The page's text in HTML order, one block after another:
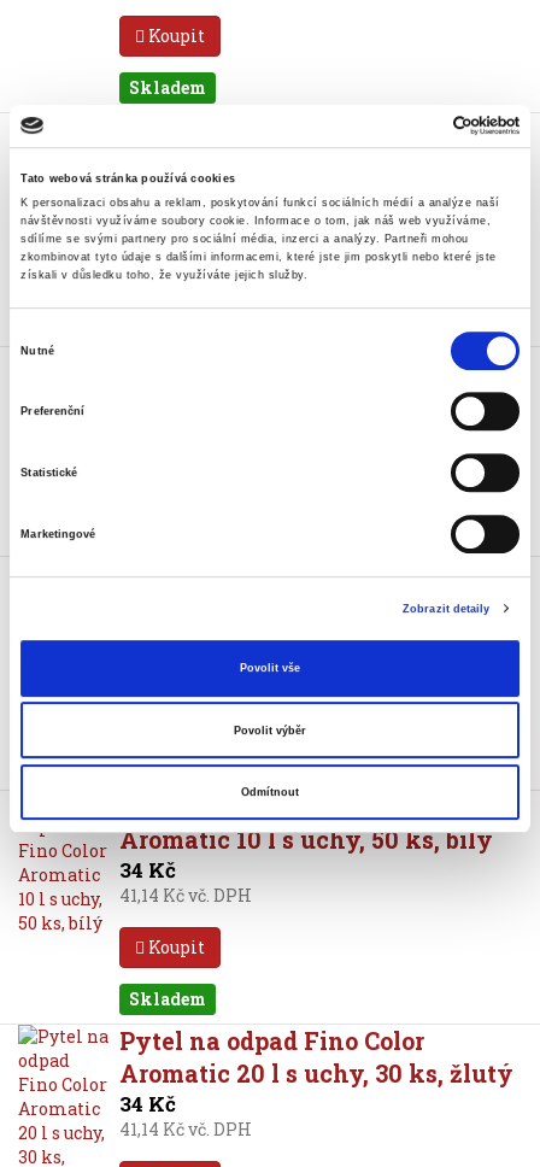
Tato webová stránka používá cookies
K personalizaci obsahu a reklam, poskytování funkcí sociálních médií a analýze naší
návštěvnosti využíváme soubory cookie.
Informace o tom, jak náš web využíváme,
sdílíme se svými partnery pro sociální média, inzerci a analýzy. Partneři mohou
zkombinovat tyto údaje s dalšími informacemi, které jste jim poskytli nebo které jste
získali v důsledku toho, že využíváte jejich služby.
Nutné
Preferenční
Statistické
Marketingové
Zobrazit detaily
Povolit vše
Povolit výběr
Odmítnout
Koupit
Skladem
Pytel na odpad Fino 50x68 cm,
119 Kč
143,99 Kč vč. DPH
Koupit
Pytel na odpad Fino 59x72 cm,
Pytel na odpad Fino 60x66 cm,
60 l, 27 mic, zavazov., 18 ks
67 Kč
81,07 Kč vč. DPH
Koupit
Skladem
Pytel na odpad Fino Color
Aromatic 10 l s uchy, 50 ks, bílý
34 Kč
41,14 Kč vč. DPH
Koupit
Skladem
Pytel na odpad Fino Color
Aromatic 20 l s uchy, 30 ks, žlutý
34 Kč
41,14 Kč vč. DPH